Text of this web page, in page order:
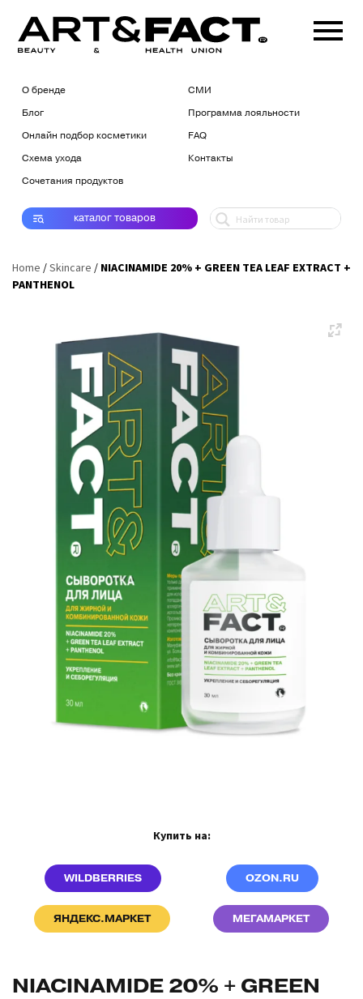
О бренде
Блог
Онлайн подбор косметики
Схема ухода
Сочетания продуктов
СМИ
Программа лояльности
FAQ
Контакты
каталогтоваров
Home /Skincare / NIACINAMIDE 20% + GREEN TEA LEAF EXTRACT +
PANTHENOL
Купить на:
WILDBERRIES OZON.RU
ЯНДЕКС.МАРКЕТ MEГАМАРКЕТ
NIACINAMIDE 20% + GREEN